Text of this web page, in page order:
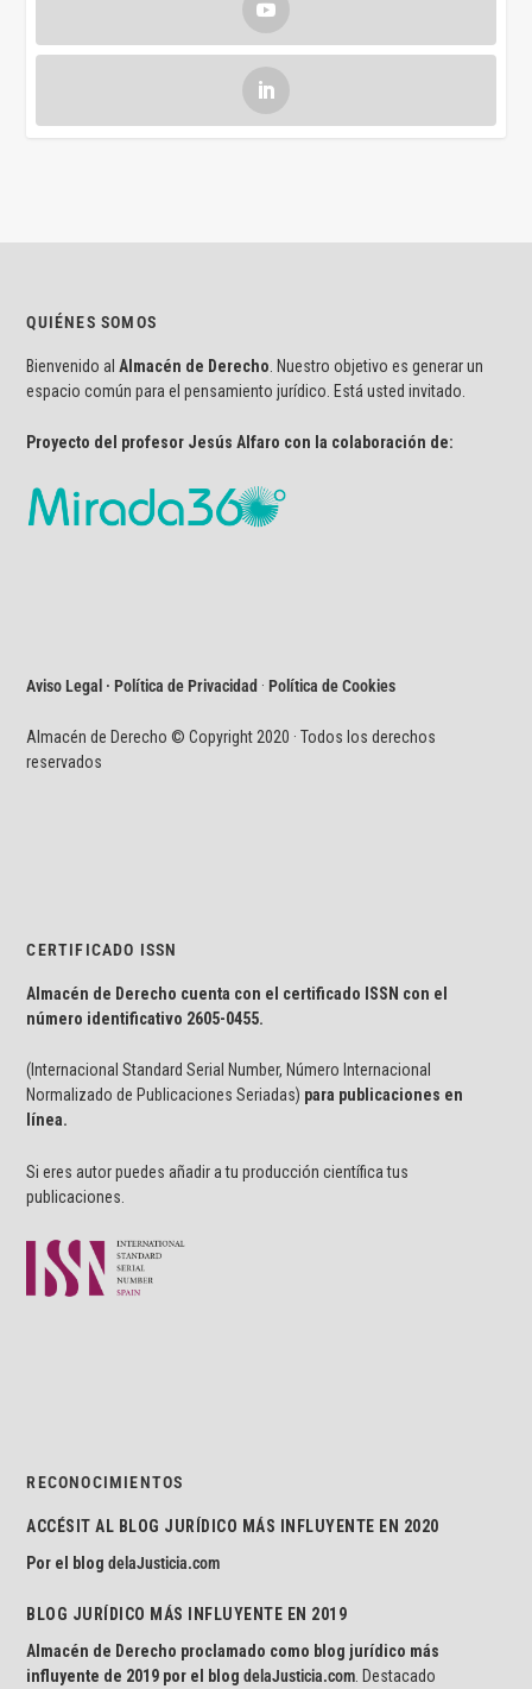
QUIÉNES SOMOS
Bienvenido al Almacén de Derecho . Nuestro objetivo es generar un
espacio común para el pensamiento jurídico. Está usted invitado.
Proyecto del profesor Jesús Alfaro con la colaboración de:
Aviso Legal · Política de Privacidad ·Política de Cookies
Almacén de Derecho © Copyright 2020 · Todos los derechos
reservados
CERTIFICADO ISSN
Almacén de Derecho cuenta con el certificado ISSN con el
número identificativo 2605-0455.
(Internacional Standard Serial Number, Número Internacional
Normalizado de Publicaciones Seriadas) para publicaciones en
línea.
Si eres autor puedes añadir a tu producción científica tus
publicaciones.
RECONOCIMIENTOS
ACCÉSIT AL BLOG JURÍDICO MÁS INFLUYENTE EN 2020
Por el blogdelaJusticia.com
BLOG JURÍDICO MÁS INFLUYENTE EN 2019
Almacén de Derecho proclamado como blog jurídico más
influyente de 2019 por el blogdelaJusticia.com . Destacado